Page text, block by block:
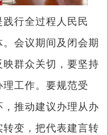
行全过程人民民
会议期间及闭会期
群众关切，要坚持
工作。要规范受
推动建议办理从办
变，把代表建言转